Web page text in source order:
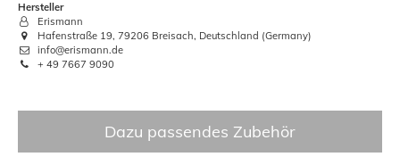
Hersteller
Erismann
Hafenstraße 19, 79206 Breisach, Deutschland (Germany)
info@erismann.de
+ 49 7667 9090
Dazu passendes Zubehör